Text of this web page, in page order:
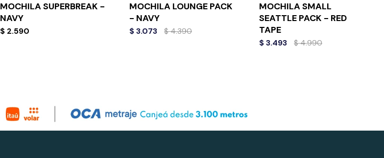
MOCHILA SUPERBREAK -
NAVY
$ 2.590
MOCHILA LOUNGE PACK
- NAVY
$ 3.073 $4.390
MOCHILA SMALL
SEATTLE PACK - RED
TAPE
$3.493 $4.990